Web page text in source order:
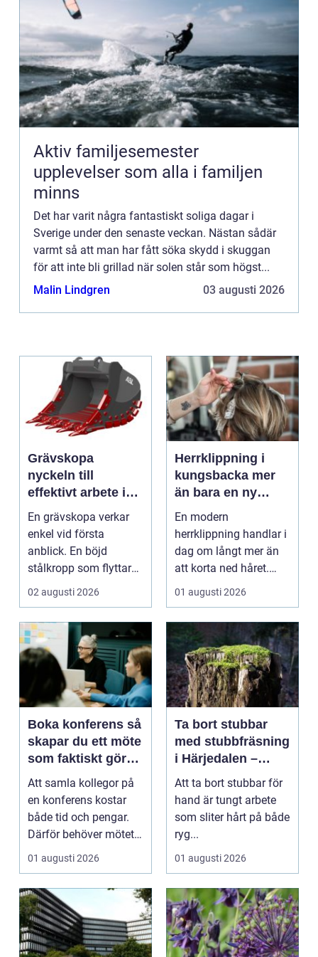
Aktiv familjesemester
upplevelser som alla i familjen
minns
Det har varit några fantastiskt soliga dagar i
Sverige under den senaste veckan. Nästan sådär
varmt så att man har fått söka skydd i skuggan
för att inte bli grillad när solen står som högst...
Malin Lindgren
03 augusti 2026
Grävskopa
nyckeln till
effektivt arbete i
mark och material
En grävskopa verkar
enkel vid första
anblick. En böjd
stålkropp som flyttar
jord, sten eller
schaktm...
02 augusti 2026
Herrklippning i
kungsbacka mer
än bara en ny
frisyr
En modern
herrklippning handlar i
dag om långt mer än
att korta ned håret.
Många män vill ha en
01 augusti 2026
Boka konferens så
skapar du ett möte
som faktiskt gör
skillnad
Att samla kollegor på
en konferens kostar
både tid och pengar.
Därför behöver mötet
ge verkligt värd...
01 augusti 2026
Ta bort stubbar
med stubbfräsning
i Härjedalen –
skonsamt och
effektivt
Att ta bort stubbar för
hand är tungt arbete
som sliter hårt på både
ryg...
01 augusti 2026